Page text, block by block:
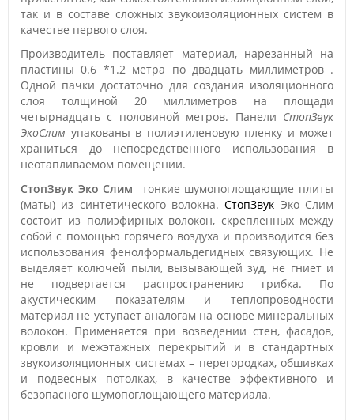
так и в составе сложных звукоизоляционных систем в
качестве первого слоя.
Производитель поставляет материал, нарезанный на
пластины 0.6 *1.2 метра по двадцать миллиметров .
Одной пачки достаточно для создания изоляционного
слоя толщиной 20 миллиметров на площади
четырнадцать с половиной метров. Панели СтопЗвук
ЭкоСлим упакованы в полиэтиленовую пленку и может
храниться до непосредственного использования в
неотапливаемом помещении.
СтопЗвук Эко Слим тонкие шумопоглощающие плиты
(маты) из синтетического волокна.СтопЗвук Эко Слим
состоит из полиэфирных волокон, скрепленных между
собой с помощью горячего воздуха и производится без
использования фенолформальдегидных связующих. Не
выделяет колючей пыли, вызывающей зуд, не гниет и
не подвергается распространению грибка. По
акустическим показателям и теплопроводности
материал не уступает аналогам на основе минеральных
волокон. Применяется при возведении стен, фасадов,
кровли и межэтажных перекрытий и в стандартных
звукоизоляционных системах – перегородках, обшивках
и подвесных потолках, в качестве эффективного и
безопасного шумопоглощающего материала.